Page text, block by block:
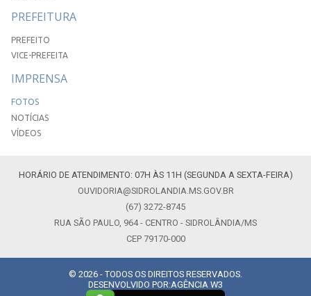
PREFEITURA
PREFEITO
VICE-PREFEITA
IMPRENSA
FOTOS
NOTÍCIAS
VÍDEOS
HORÁRIO DE ATENDIMENTO: 07H ÀS 11H (SEGUNDA A SEXTA-FEIRA)
OUVIDORIA@SIDROLANDIA.MS.GOV.BR
(67) 3272-8745
RUA SÃO PAULO, 964 - CENTRO - SIDROLÂNDIA/MS
CEP 79170-000
© 2026 - TODOS OS DIREITOS RESERVADOS.
DESENVOLVIDO POR:AGÊNCIA W3